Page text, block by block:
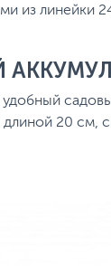
из линейки
20 см,